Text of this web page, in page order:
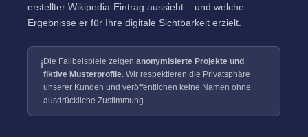
erstellter Wikipedia-Eintrag aussieht – und welche
Ergebnisse er für Ihre digitale Sichtbarkeit erzielt.
ℹ️ Die Fallbeispiele zeigen anonymisierte Projekte und
fiktive Musterprofile. Wir respektieren die Privatsphäre
unserer Kunden und veröffentlichen keine Namen ohne
ausdrückliche Zustimmung.